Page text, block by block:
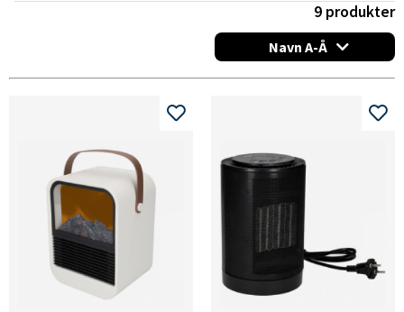
dem til en favoritt blant moderne campere som har tilgang
9 produkter
Navn A-Å